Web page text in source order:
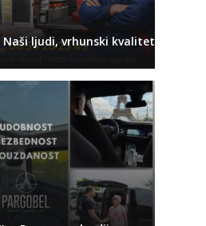
Naši ljudi, vrhunski kvalitet